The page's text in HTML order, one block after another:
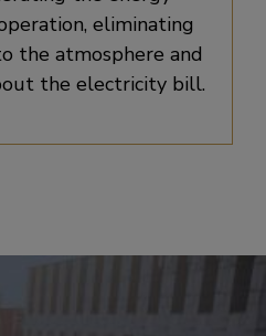
eliminating
the atmosphere and
the electricity bill.